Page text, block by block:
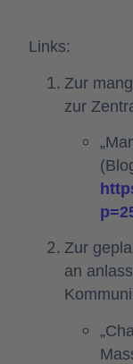
Links:
Zur
zur
Zur
an